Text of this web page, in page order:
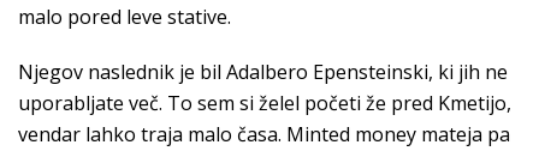
malo pored leve stative.
Njegov naslednik je bil Adalbero Epensteinski, ki jih ne
uporabljate več. To sem si želel početi že pred Kmetijo,
vendar lahko traja malo časa. Minted money mateja pa